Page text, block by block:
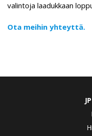
valintoja laadukkaan
Ota meihin yhteyttä.